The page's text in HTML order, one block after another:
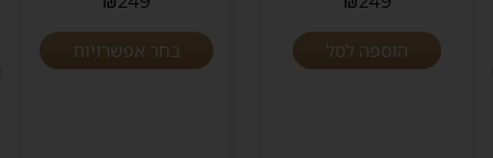
הוספה לסל בחר אפשרויות